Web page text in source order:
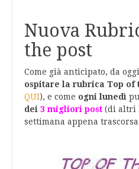
Nuova
the post
Come già anticipato, da oggi
ospitare la rubrica Top of
QUI), e come ogni lunedì
dei 3 migliori post (di altri
settimana appena